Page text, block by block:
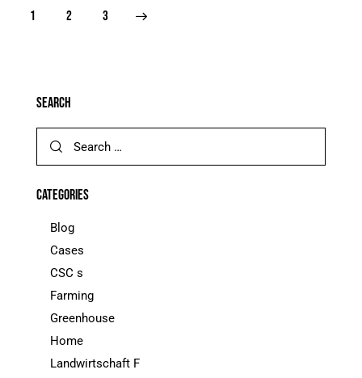
1 2 3
SEARCH
CATEGORIES
Blog
Cases
CSC s
Farming
Greenhouse
Home
Landwirtschaft F